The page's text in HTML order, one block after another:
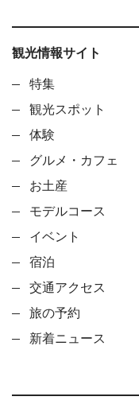
観光情報サイト
特集
観光スポット
体験
グルメ・カフェ
お土産
モデルコース
イベント
宿泊
交通アクセス
旅の予約
新着ニュース